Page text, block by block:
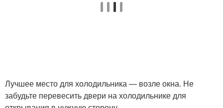
Лучшее место для холодильника — возле окна. Не
забудьте перевесить двери на холодильнике для